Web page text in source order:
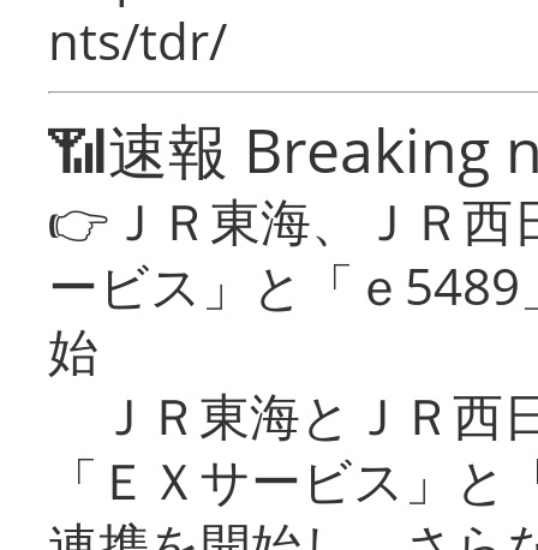
nts/tdr/
📶速報 Breaking
👉ＪＲ東海、ＪＲ
ービス」と「ｅ
始
ＪＲ東海とＪＲ西
「ＥＸサービス」